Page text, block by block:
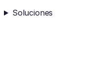
Soluciones